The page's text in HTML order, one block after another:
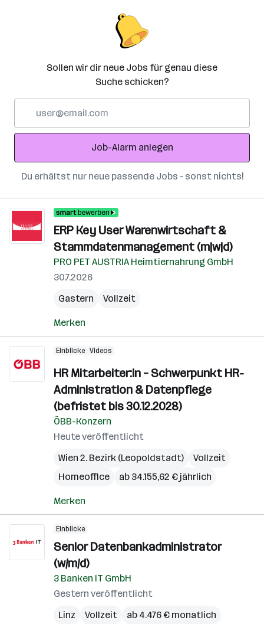
Sollen wir dir neue Jobs für genau diese
Suche schicken?
Adresse
Job-Alarm anlegen
Du erhältst nur neue passende Jobs – sonst nichts!
ERP Key User Warenwirtschaft &
Stammdatenmanagement (m|w|d)
PRO PET AUSTRIA Heimtiernahrung GmbH
30.7.2026
Gastern
Vollzeit
Merken
Einblicke Videos
HR Mitarbeiter:in – Schwerpunkt HR-
Administration & Datenpflege
(befristet bis 30.12.2028)
ÖBB-Konzern
Heute veröffentlicht
Wien 2. Bezirk (Leopoldstadt)
Vollzeit
Homeoffice
ab 34.155,62 € jährlich
Merken
Einblicke
Senior Datenbankadministrator
(w/m/d)
3 Banken IT GmbH
Gestern veröffentlicht
Linz
Vollzeit ab 4.476 € monatlich